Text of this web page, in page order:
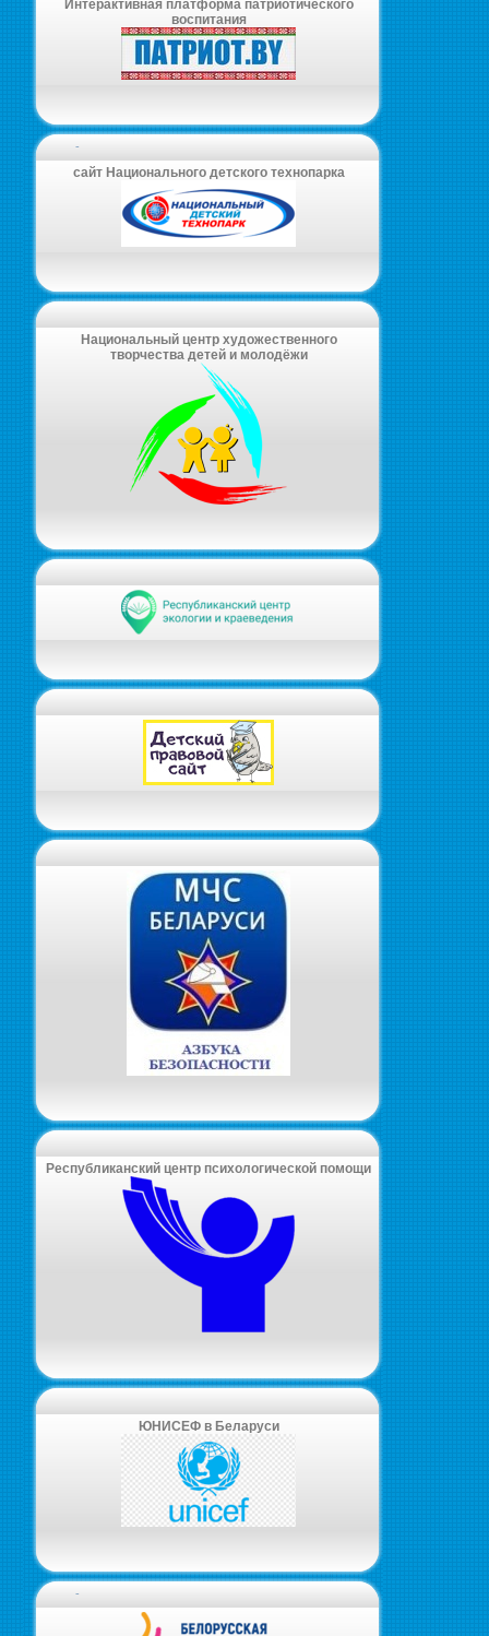
Интерактивная платформа патриотического
воспитания
-
сайт Национального детского технопарка
Национальный центр художественного
творчества детей и молодёжи
Республиканский центр психологической помощи
ЮНИСЕФ в Беларуси
-